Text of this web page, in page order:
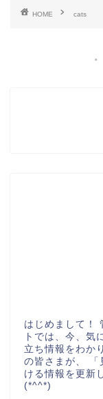
HOME cats
はじめまして！
トでは、今、気
立ち情報をわか
の皆さまが、 「
ける情報を更新
(*^^*)